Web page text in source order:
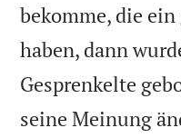
bekomme, die
haben, dann
Gesprenkelte
seine Meinung